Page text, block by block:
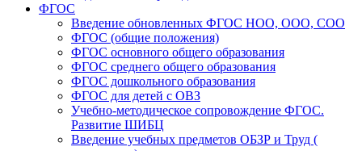
ФГОС
Введение обновленных ФГОС НОО, ООО, СОО
ФГОС (общие положения)
ФГОС основного общего образования
ФГОС среднего общего образования
ФГОС дошкольного образования
ФГОС для детей с ОВЗ
Учебно-методическое сопровождение ФГОС.
Развитие ШИБЦ
Введение учебных предметов ОБЗР и Труд (